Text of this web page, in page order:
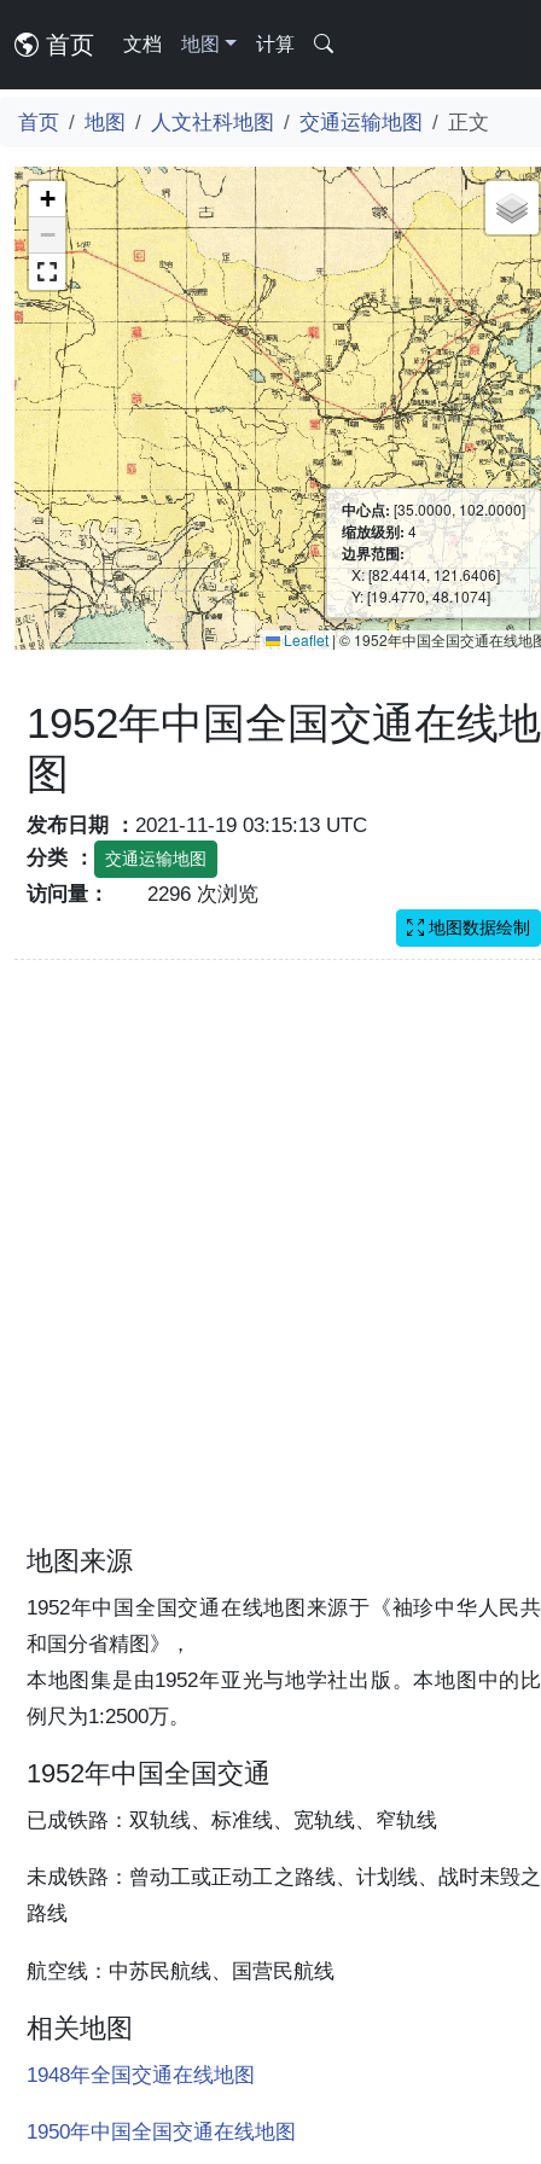
首页 文档 地图 计算
首页 地图 人文社科地图 交通运输地图 正文
+
−
中心点: [35.0000, 102.0000]
缩放级别: 4
边界范围:
X: [82.4414, 121.6406]
Y: [19.4770, 48.1074]
Leaflet |© 1952年中国全国交通在线地
1952年中国全国交通在线地
图
发布日期 ： 2021-11-19 03:15:13 UTC
分类 ：
交通运输地图
访问量： 2296 次浏览
地图数据绘制
地图来源
1952年中国全国交通在线地图来源于《袖珍中华人民共
和国分省精图》，
本地图集是由1952年亚光与地学社出版。本地图中的比
例尺为1:2500万。
1952年中国全国交通
已成铁路：双轨线、标准线、宽轨线、窄轨线
未成铁路：曾动工或正动工之路线、计划线、战时未毁之
路线
航空线：中苏民航线、国营民航线
相关地图
1948年全国交通在线地图
1950年中国全国交通在线地图